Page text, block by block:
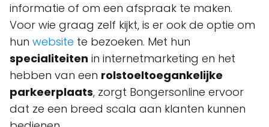
informatie of om een afspraak te maken.
Voor wie graag zelf kijkt, is er ook de optie om
hun website te bezoeken. Met hun
specialiteiten in internetmarketing en het
hebben van een rolstoeltoegankelijke
parkeerplaats, zorgt Bongersonline ervoor
dat ze een breed scala aan klanten kunnen